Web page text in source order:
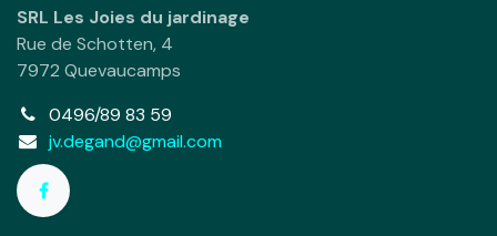
SRL Les Joies du jardinage
Rue de Schotten, 4
7972 Quevaucamps
0496/89 83 59
jv.degand@gmail.com